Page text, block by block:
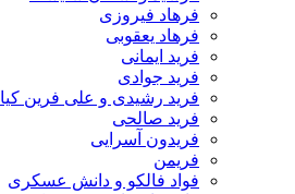
فرهاد فیروزی
فرهاد یعقوبی
فرید ایمانی
فرید جوادی
فرید رشیدی و علی فرین کیا
فرید صالحی
فریدون آسرایی
فریمن
فواد فالکو و دانش عسکری